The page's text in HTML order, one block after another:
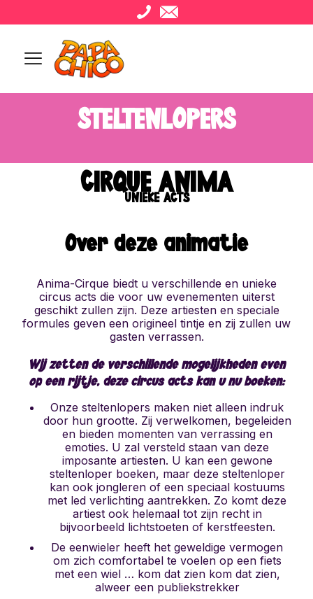
STELTENLOPERS
CIRQUE ANIMA
UNIEKE ACTS
Over deze animatie
Anima-Cirque biedt u verschillende en unieke
circus acts die voor uw evenementen uiterst
geschikt zullen zijn. Deze artiesten en speciale
formules geven een origineel tintje en zij zullen uw
gasten verrassen.
Wij zetten de verschillende mogelijkheden even
op een rijtje, deze circus acts kan u nu boeken:
Onze steltenlopers maken niet alleen indruk
door hun grootte. Zij verwelkomen, begeleiden
en bieden momenten van verrassing en
emoties. U zal versteld staan van deze
imposante artiesten. U kan een gewone
steltenloper boeken, maar deze steltenloper
kan ook jongleren of een speciaal kostuums
met led verlichting aantrekken. Zo komt deze
artiest ook helemaal tot zijn recht in
bijvoorbeeld lichtstoeten of kerstfeesten.
De eenwieler heeft het geweldige vermogen
om zich comfortabel te voelen op een fiets
met een wiel … kom dat zien kom dat zien,
alweer een publiekstrekker